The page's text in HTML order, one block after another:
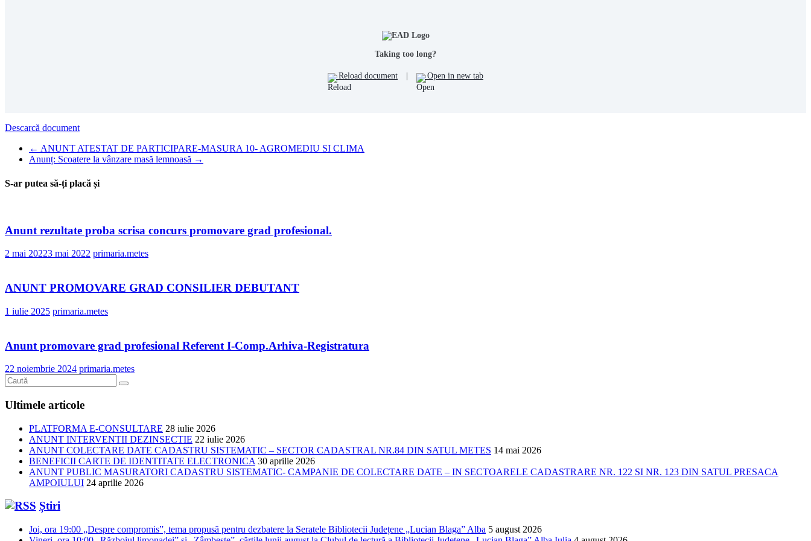
Taking too long?
Reload document Open in new tab
Descarcă document
← ANUNT ATESTAT DE PARTICIPARE-MASURA 10- AGROMEDIU SI CLIMA
Anunț: Scoatere la vânzare masă lemnoasă →
S-ar putea să-ți placă și
Anunt rezultate proba scrisa concurs promovare grad profesional.
2 mai 20223 mai 2022 primaria.metes
ANUNT PROMOVARE GRAD CONSILIER DEBUTANT
1 iulie 2025 primaria.metes
Anunt promovare grad profesional Referent I-Comp.Arhiva-Registratura
22 noiembrie 2024 primaria.metes
Ultimele articole
PLATFORMA E-CONSULTARE 28 iulie 2026
ANUNT INTERVENTII DEZINSECTIE 22 iulie 2026
ANUNT COLECTARE DATE CADASTRU SISTEMATIC – SECTOR CADASTRAL NR.84 DIN SATUL METES 14 mai 2026
BENEFICII CARTE DE IDENTITATE ELECTRONICA 30 aprilie 2026
ANUNT PUBLIC MASURATORI CADASTRU SISTEMATIC- CAMPANIE DE COLECTARE DATE – IN SECTOARELE CADASTRARE NR. 122 SI NR. 123 DIN SATUL PRESACA
AMPOIULUI 24 aprilie 2026
Știri
Joi, ora 19:00 „Despre compromis”, tema propusă pentru dezbatere la Seratele Bibliotecii Județene „Lucian Blaga” Alba 5 august 2026